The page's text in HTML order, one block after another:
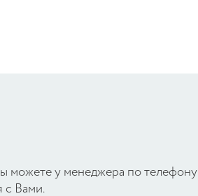
можете у менеджера по телефону
с Вами.